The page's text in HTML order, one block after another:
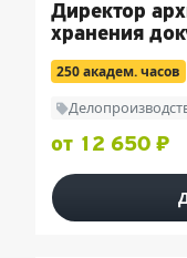
Директор
хранения
250 академ. часов
от 12 650 ₽